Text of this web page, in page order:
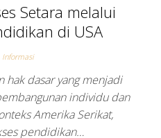
Setara melalui
di USA
Informasi
hak dasar yang menjadi
individu dan
Amerika Serikat,
pendidikan…